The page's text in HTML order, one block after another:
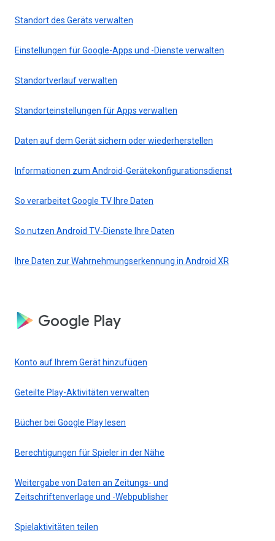
Standort des Geräts verwalten
Einstellungen für Google-Apps und -Dienste verwalten
Standortverlauf verwalten
Standorteinstellungen für Apps verwalten
Daten auf dem Gerät sichern oder wiederherstellen
Informationen zum Android-Gerätekonfigurationsdienst
So verarbeitet Google TV Ihre Daten
So nutzen Android TV-Dienste Ihre Daten
Ihre Daten zur Wahrnehmungserkennung in Android XR
Google Play
Konto auf Ihrem Gerät hinzufügen
Geteilte Play-Aktivitäten verwalten
Bücher bei Google Play lesen
Berechtigungen für Spieler in der Nähe
Weitergabe von Daten an Zeitungs- und
Zeitschriftenverlage und -Webpublisher
Spielaktivitäten teilen